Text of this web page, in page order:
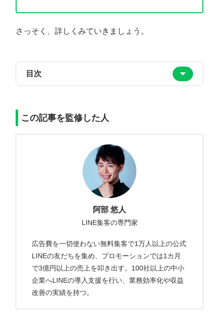
さっそく、詳しくみていきましょう。
目次
この記事を監修した人
阿部 悠人
LINE集客の専門家
広告費を一切使わない無料集客で1万人以上の公式
LINEの友だちを集め、プロモーションでは1カ月
で3億円以上の売上を叩き出す。100社以上の中小
企業へLINEの導入支援を行い、業務効率化や収益
改善の実績を持つ。